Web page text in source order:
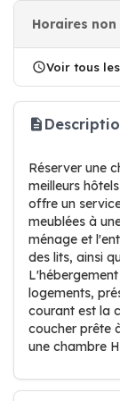
Horaires
Voir tous
Réserver une
meilleurs
offre un
meublées à
ménage et
des lits, ainsi
logements,
courant est la
coucher prête
une chambre